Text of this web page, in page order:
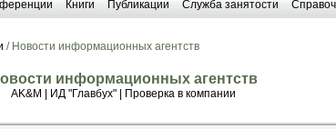
Книги Публикации Служба занятости
/ Новости информационных агентств
информационных агентств
AK&M ИД "Главбух"| Проверка в компании